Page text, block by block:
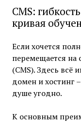
CMS:
кривая
Если хочется
перемещается на
(CMS). Здесь всё
домен и хостинг
душе угодно.
К основным